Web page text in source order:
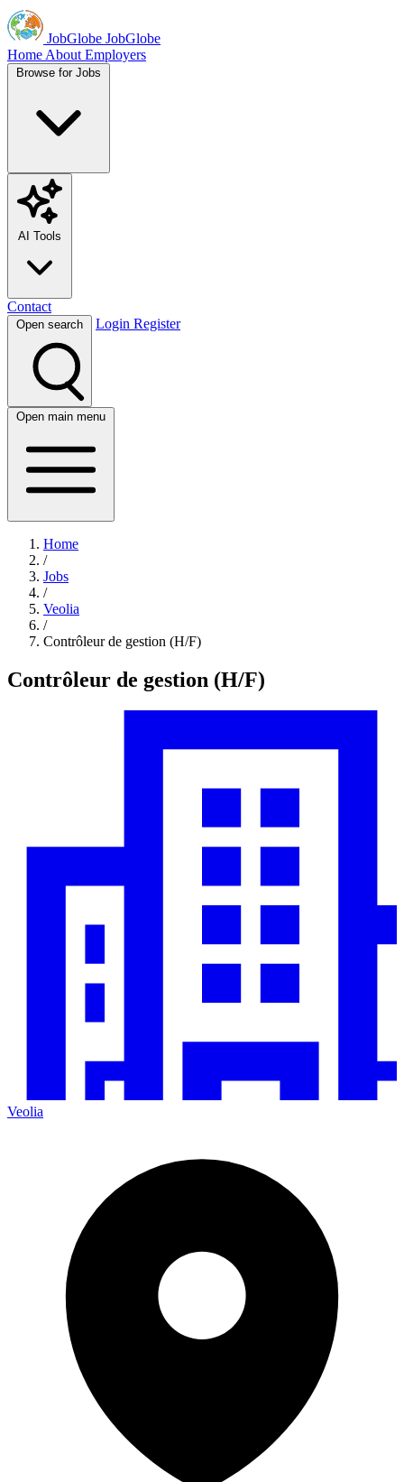
JobGlobe JobGlobe
Home About Employers
Browse for Jobs
AI Tools
Contact
Open search Login Register
Open main menu
Home
/
Jobs
/
Veolia
/
Contrôleur de gestion (H/F)
Contrôleur de gestion (H/F)
Veolia